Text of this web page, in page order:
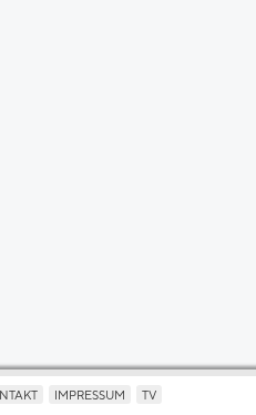
IMPRESSUM TV